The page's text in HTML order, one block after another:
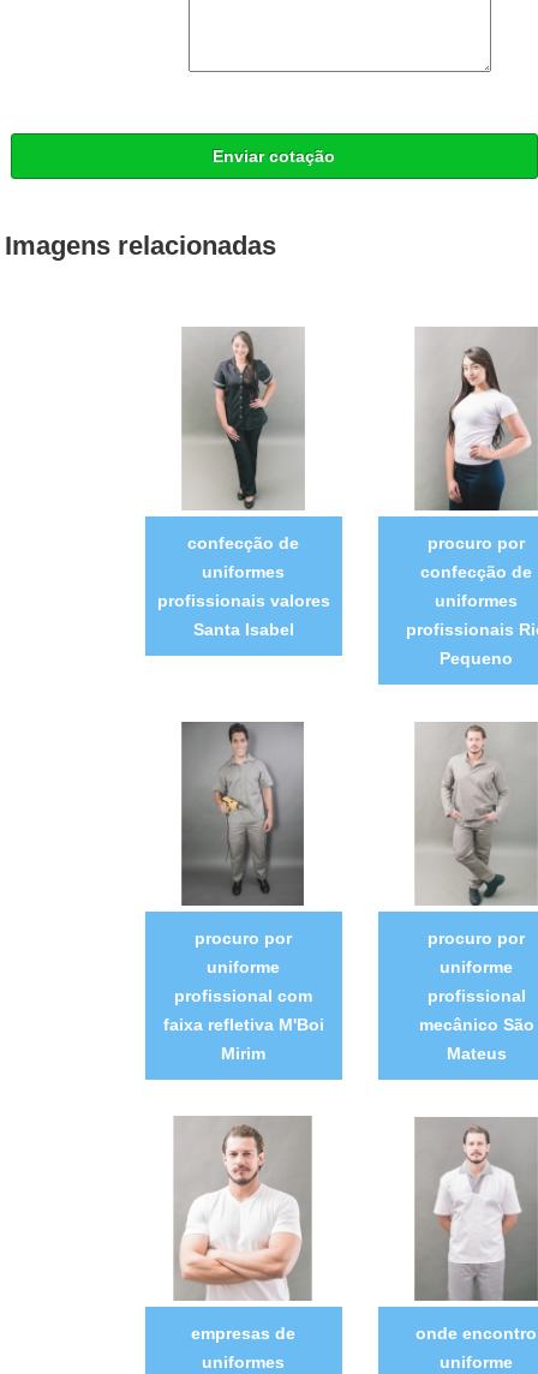
Enviar cotação
Imagens relacionadas
confecção de
uniformes
profissionais valores
Santa Isabel
procuro por
confecção de
uniformes
profissionais
Pequeno
procuro por
uniforme
profissional com
faixa refletiva M'Boi
Mirim
procuro por
uniforme
profissional
mecânico São
Mateus
empresas de
uniformes
onde encontro
uniforme